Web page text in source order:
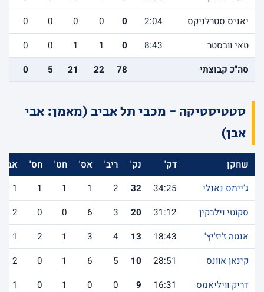
יאניס סטרלניקס
2:04
0
0
0
0
0
טאי וובסטר
8:43
0
1
1
0
0
סה"כ קבוצתי
78
22
21
5
0
סטטיסטיקה - מכבי תל אביב (מאמן: אבי
אבן)
שחקן דק' נק' ריב' אס' חט' חס'
אב'
ג'יימס נאנלי
34:25
32
2
1
1
1
1
סקוטי וילבקין
31:12
20
3
6
0
0
2
אנטה ז'יז'יץ'
18:43
13
4
3
1
2
1
קינאן אוונס
28:51
10
5
6
1
0
2
דריק וויליאמס
16:31
9
0
0
1
0
1